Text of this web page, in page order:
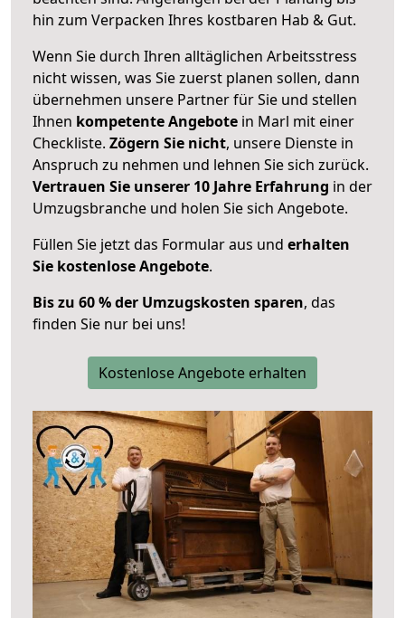
hin zum Verpacken Ihres kostbaren Hab & Gut.
Wenn Sie durch Ihren alltäglichen Arbeitsstress
nicht wissen, was Sie zuerst planen sollen, dann
übernehmen unsere Partner für Sie und stellen
Ihnen kompetente Angebote in Marl mit einer
Checkliste. Zögern Sie nicht, unsere Dienste in
Anspruch zu nehmen und lehnen Sie sich zurück.
Vertrauen Sie unserer 10 Jahre Erfahrung in der
Umzugsbranche und holen Sie sich Angebote.
Füllen Sie jetzt das Formular aus und erhalten
Sie kostenlose Angebote.
Bis zu 60 % der Umzugskosten sparen, das
finden Sie nur bei uns!
Kostenlose Angebote erhalten